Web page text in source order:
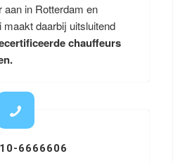
aan in Rotterdam en
daarbij uitsluitend
chauffeurs
6666606